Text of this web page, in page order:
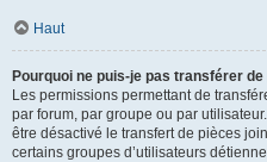
Haut
Pourquoi ne puis-je pas transférer
Les permissions permettant de
par forum, par groupe ou par
être désactivé le transfert de pièces
certains groupes d’utilisateurs